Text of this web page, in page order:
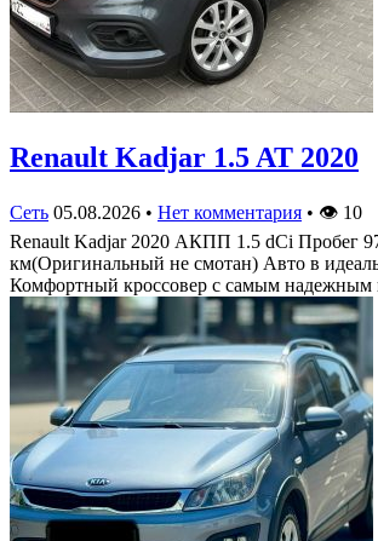
Renault Kadjar 1.5 AT 2020
Сеть 05.08.2026 • Нет комментария • 👁 10
Renault Kadjar 2020 АКПП 1.5 dCi Пробег
км(Оригинальный не смотан) Авто в
Комфортный кроссовер с самым